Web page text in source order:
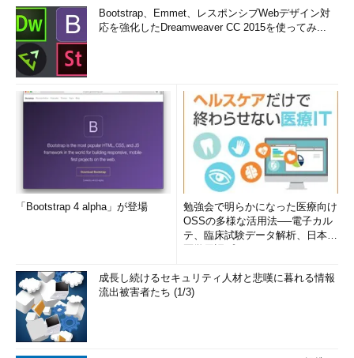
Bootstrap、Emmet、レスポンシブWebデザイン対
応を強化したDreamweaver CC 2015を使ってみ...
「Bootstrap 4 alpha」が登場
勉強会で明らかになった医療向け
OSSの多様な活用法──電子カル
テ、臨床試験データ解析、日本語
成長し続けるセキュリティ人材と悲嘆に暮れる情報
流出被害者たち (1/3)